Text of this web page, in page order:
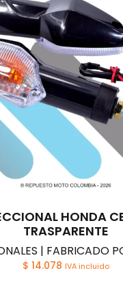
HONDA
TRASPARENTE
| FABRICADO
$ 14.078 IVA incluido